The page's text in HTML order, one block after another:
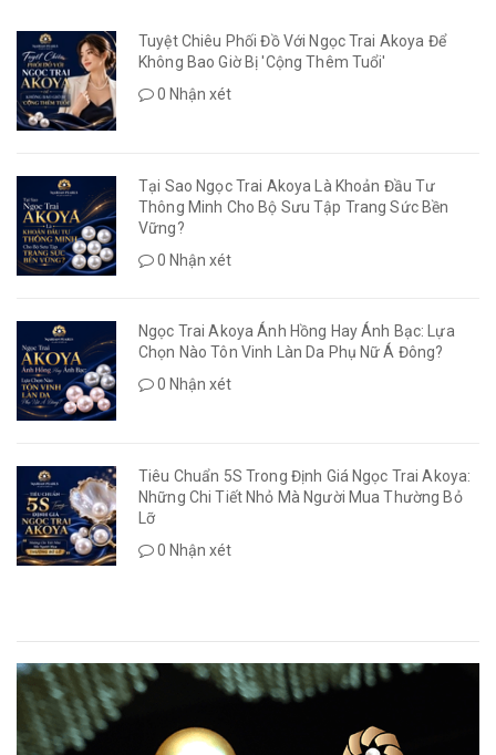
Tuyệt Chiêu Phối Đồ Với Ngọc Trai Akoya Để
Không Bao Giờ Bị 'Cộng Thêm Tuổi'
0 Nhận xét
Tại Sao Ngọc Trai Akoya Là Khoản Đầu Tư
Thông Minh Cho Bộ Sưu Tập Trang Sức Bền
Vững?
0 Nhận xét
Ngọc Trai Akoya Ánh Hồng Hay Ánh Bạc: Lựa
Chọn Nào Tôn Vinh Làn Da Phụ Nữ Á Đông?
0 Nhận xét
Tiêu Chuẩn 5S Trong Định Giá Ngọc Trai Akoya:
Những Chi Tiết Nhỏ Mà Người Mua Thường Bỏ
Lỡ
0 Nhận xét